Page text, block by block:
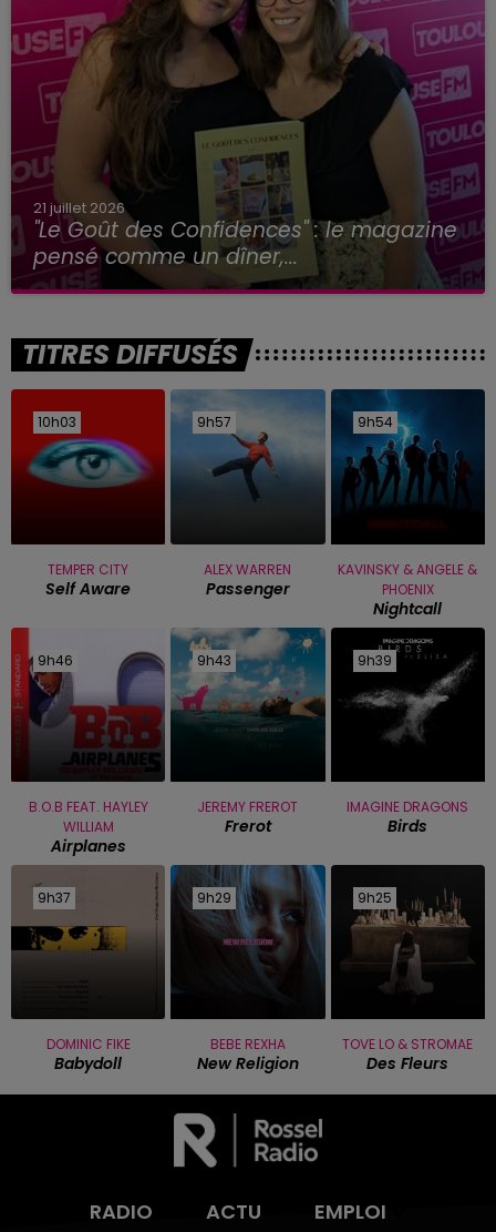
21 juillet 2026
"Le Goût des Confidences" : le magazine
pensé comme un dîner,...
TITRES DIFFUSÉS
10h03
10h03
TEMPER CITY
Self Aware
9h57
9h57
ALEX WARREN
Passenger
9h54
9h54
KAVINSKY & ANGELE &
PHOENIX
Nightcall
9h46
9h46
B.O.B FEAT. HAYLEY
WILLIAM
Airplanes
9h43
9h43
JEREMY FREROT
Frerot
9h39
9h39
IMAGINE DRAGONS
Birds
9h37
9h37
DOMINIC FIKE
Babydoll
9h29
9h29
BEBE REXHA
New Religion
9h25
9h25
TOVE LO & STROMAE
Des Fleurs
RADIO ACTU EMPLOI